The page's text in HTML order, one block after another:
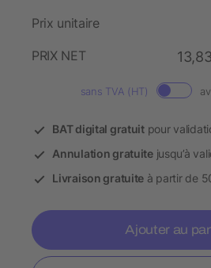
Prix unitaire
PRIX NET
sans TVA (HT)
BAT digital gratuitpour
Annulation gratuitejusqu’à
Livraison gratuite à partir de
Ajouter au